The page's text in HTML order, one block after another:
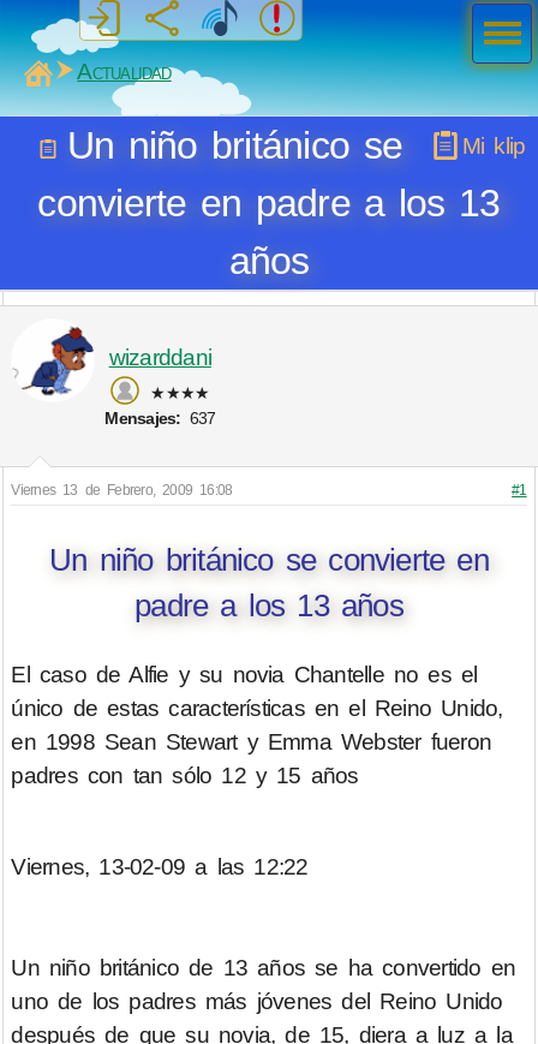
MiSabueso
Actualidad
Mi klip
Un niño británico se
convierte en padre a los 13
años
wizarddani
★★★★
Mensajes: 637
Viernes 13 de Febrero, 2009 16:08 #1
Un niño británico se convierte en
padre a los 13 años
El caso de Alfie y su novia Chantelle no es el
único de estas características en el Reino Unido,
en 1998 Sean Stewart y Emma Webster fueron
padres con tan sólo 12 y 15 años
Viernes, 13-02-09 a las 12:22
Un niño británico de 13 años se ha convertido en
uno de los padres más jóvenes del Reino Unido
después de que su novia, de 15, diera a luz a la
Men
ú